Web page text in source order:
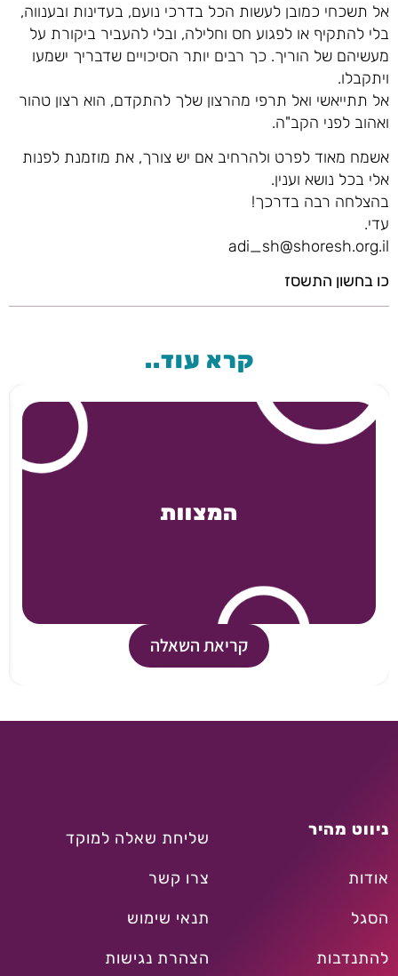
אל תשכחי כמובן לעשות הכל בדרכי נועם, בעדינות ובענווה,
בלי להתקיף או לפגוע חס וחלילה, ובלי להעביר ביקורת על
מעשיהם של הוריך. כך רבים יותר הסיכויים שדבריך ישמעו
ויתקבלו.
אל תתייאשי ואל תרפי מהרצון שלך להתקדם, הוא רצון טהור
ואהוב לפני הקב"ה.
אשמח מאוד לפרט ולהרחיב אם יש צורך, את מוזמנת לפנות
אלי בכל נושא וענין.
בהצלחה רבה בדרכך!
עדי.
adi_sh@shoresh.org.il
כו בחשון התשסז
קרא עוד..
המצוות
קריאת השאלה
ניווט מהיר
אודות
הסגל
להתנדבות
שליחת שאלה למוקד
צרו קשר
תנאי שימוש
הצהרת נגישות